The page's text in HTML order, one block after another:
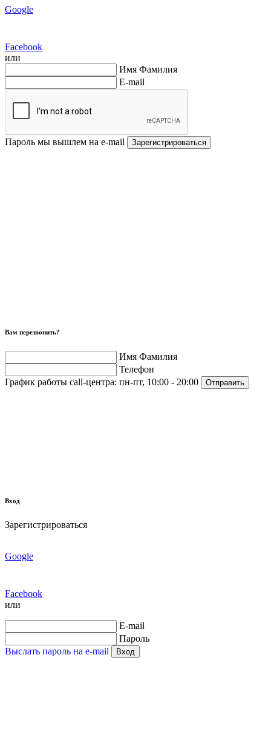
Google
Facebook
или
Имя Фамилия
E-mail
Пароль мы вышлем на e-mail Зарегистрироваться
Вам перезвонить?
Имя Фамилия
Телефон
График работы call-центра: пн-пт, 10:00 - 20:00 Отправить
Вход
Зарегистрироваться
Google
Facebook
или
E-mail
Пароль
Выслать пароль на e-mail
Вход